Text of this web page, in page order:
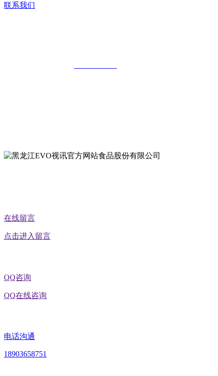
联系我们
在线留言
点击进入留言
QQ咨询
QQ在线咨询
电话沟通
18903658751